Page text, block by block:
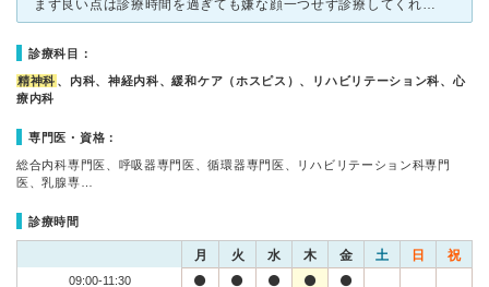
まず良い点は診療時間を過ぎても嫌な顔一つせず診療してくれる点、薬の量を出来るだけ最小限にとどめる点､施設が広くバリアフリーが整っている点、次に改善して欲しい点はなかなか自分の気持ちを私は出せないタイプ
診療科目：
精神科 、内科、神経内科、緩和ケア（ホスピス）、リハビリテーション科、心
療内科
専門医・資格：
総合内科専門医、呼吸器専門医、循環器専門医、リハビリテーション科専門
医、乳腺専…
診療時間
月 火 水 木 金 土 日 祝
09:00-11:30